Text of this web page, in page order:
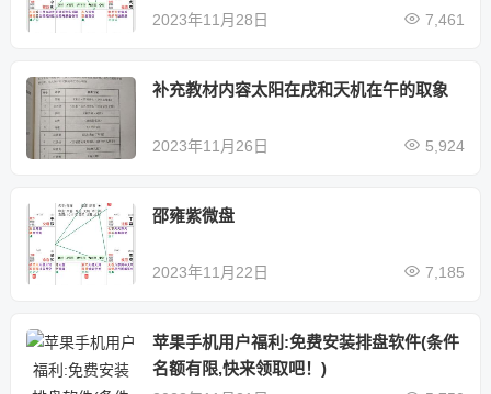
2023年11月28日 7,461
补充教材内容太阳在戌和天机在午的取象
2023年11月26日 5,924
邵雍紫微盘
2023年11月22日 7,185
苹果手机用户福利:免费安装排盘软件(条件
名额有限,快来领取吧！)